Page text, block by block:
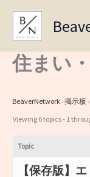
Skip
content
住まい
BeaverNetwork ›掲示板 ›
Viewing 6 topics - 1
Topic
【保存版】